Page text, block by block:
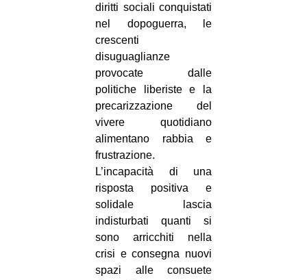
diritti sociali conquistati
nel dopoguerra, le
crescenti
disuguaglianze
provocate dalle
politiche liberiste e la
precarizzazione del
vivere quotidiano
alimentano rabbia e
frustrazione.
L’incapacità di una
risposta positiva e
solidale lascia
indisturbati quanti si
sono arricchiti nella
crisi e consegna nuovi
spazi alle consuete